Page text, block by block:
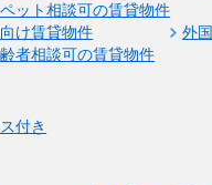
ット相談可の賃貸物件
け賃貸物件
外
者相談可の賃貸物件
付き